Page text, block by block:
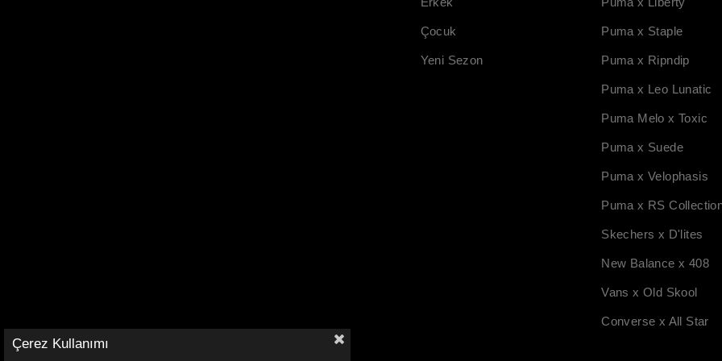
Çocuk
Yeni Sezon
Puma x Staple
Puma x Ripndip
Puma x Leo Lunatic
Puma Melo x Toxic
Puma x Suede
Puma x Velophasis
Puma x RS
Skechers x D'lites
New Balance x 408
Vans x Old Skool
Converse x All Star
Çerez Kullanımı